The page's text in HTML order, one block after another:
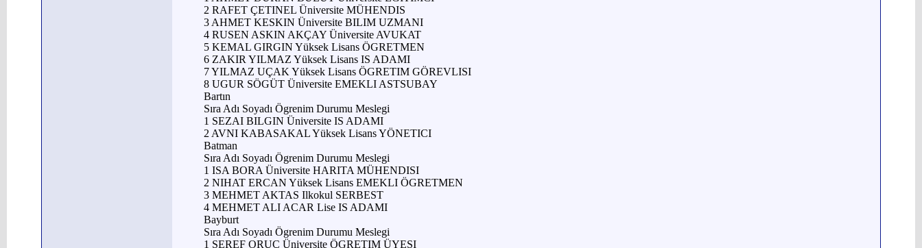
2 RAFET ÇETINEL Üniversite MÜHENDIS
3 AHMET KESKIN Üniversite BILIM UZMANI
4 RUSEN ASKIN AKÇAY Üniversite AVUKAT
5 KEMAL GIRGIN Yüksek Lisans ÖGRETMEN
6 ZAKIR YILMAZ Yüksek Lisans IS ADAMI
7 YILMAZ UÇAK Yüksek Lisans ÖGRETIM GÖREVLISI
8 UGUR SÖGÜT Üniversite EMEKLI ASTSUBAY
Bartın
Sıra Adı Soyadı Ögrenim Durumu Meslegi
1 SEZAI BILGIN Üniversite IS ADAMI
2 AVNI KABASAKAL Yüksek Lisans YÖNETICI
Batman
Sıra Adı Soyadı Ögrenim Durumu Meslegi
1 ISA BORA Üniversite HARITA MÜHENDISI
2 NIHAT ERCAN Yüksek Lisans EMEKLI ÖGRETMEN
3 MEHMET AKTAS Ilkokul SERBEST
4 MEHMET ALI ACAR Lise IS ADAMI
Bayburt
Sıra Adı Soyadı Ögrenim Durumu Meslegi
1 SEREF ORUÇ Üniversite ÖGRETIM ÜYESI